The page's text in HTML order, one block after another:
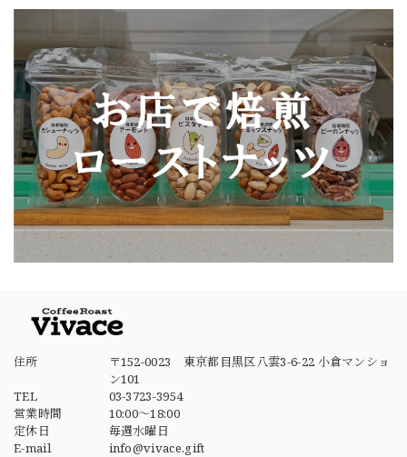
住所
〒152-0023 東京都目黒区八雲3-6-22 小倉マンショ
ン101
TEL
03-3723-3954
営業時間
10:00～18:00
定休日
毎週水曜日
E-mail
info@vivace.gift